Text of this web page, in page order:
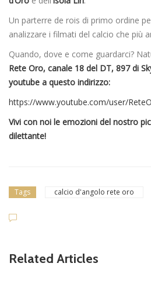
Un parterre de rois di primo ordine
analizzare i filmati del calcio che più
Quando, dove e come guardarci?
Rete Oro, canale 18 del DT, 897 di
youtube a questo indirizzo:
https://www.youtube.com/user/
Vivi con noi le emozioni del nostro
dilettante!
Tags calcio d'angolo rete oro
Related Articles
Dilettanti Serie D